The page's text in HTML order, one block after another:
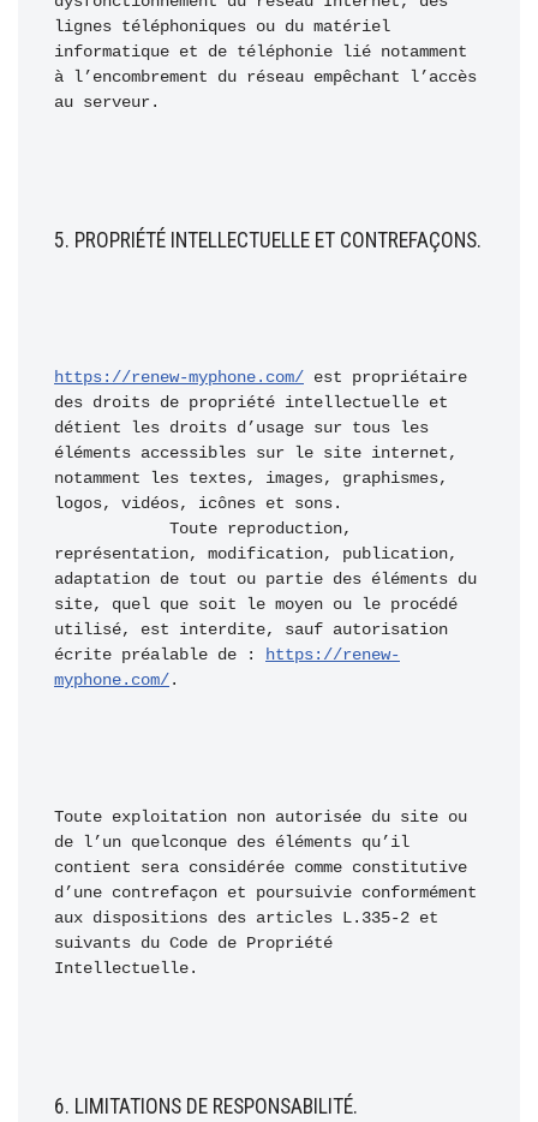
lignes téléphoniques ou du matériel
informatique et de téléphonie lié notamment
à l’encombrement du réseau empêchant l’accès
au serveur.
5. PROPRIÉTÉ INTELLECTUELLE ET CONTREFAÇONS.
https://renew-myphone.com/ est propriétaire
des droits de propriété intellectuelle et
détient les droits d’usage sur tous les
éléments accessibles sur le site internet,
notamment les textes, images, graphismes,
logos, vidéos, icônes et sons.
représentation, modification, publication,
adaptation de tout ou partie des éléments du
site, quel que soit le moyen ou le procédé
utilisé, est interdite, sauf autorisation
écrite préalable de : https://renew-
myphone.com/ .
Toute exploitation non autorisée du site ou
de l’un quelconque des éléments qu’il
contient sera considérée comme constitutive
d’une contrefaçon et poursuivie conformément
aux dispositions des articles L.335-2 et
suivants du Code de Propriété
Intellectuelle.
6. LIMITATIONS DE RESPONSABILITÉ.